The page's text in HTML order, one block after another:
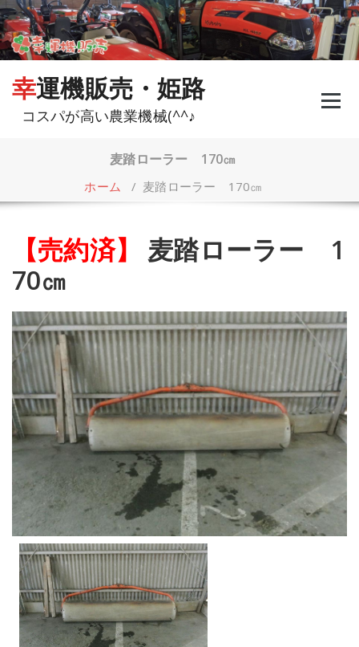
コ
ン
テ
ン
幸運機販売・姫路
コスパが高い農業機械(^^♪
麦踏ローラー 170㎝
ホーム / 麦踏ローラー 170㎝
【売約済】
麦踏ローラー 1
70㎝